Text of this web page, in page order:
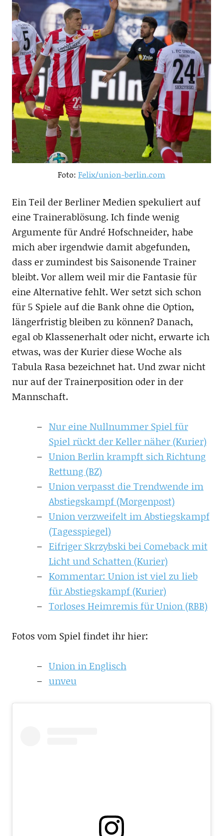
Foto: Felix/union-berlin.com
Ein Teil der Berliner Medien spekuliert auf
eine Trainerablösung. Ich finde wenig
Argumente für André Hofschneider, habe
mich aber irgendwie damit abgefunden,
dass er zumindest bis Saisonende Trainer
bleibt. Vor allem weil mir die Fantasie für
eine Alternative fehlt. Wer setzt sich schon
für 5 Spiele auf die Bank ohne die Option,
längerfristig bleiben zu können? Danach,
egal ob Klassenerhalt oder nicht, erwarte ich
etwas, was der Kurier diese Woche als
Tabula Rasa bezeichnet hat. Und zwar nicht
nur auf der Trainerposition oder in der
Mannschaft.
Nur eine Nullnummer Spiel für
Spiel rückt der Keller näher (Kurier)
Union Berlin krampft sich Richtung
Rettung (BZ)
Union verpasst die Trendwende im
Abstiegskampf (Morgenpost)
Union verzweifelt im Abstiegskampf
(Tagesspiegel)
Eifriger Skrzybski bei Comeback mit
Licht und Schatten (Kurier)
Kommentar: Union ist viel zu lieb
für Abstiegskampf (Kurier)
Torloses Heimremis für Union (RBB)
Fotos vom Spiel findet ihr hier:
Union in Englisch
unveu